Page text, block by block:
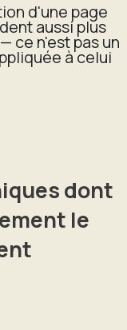
d'une page
aussi plus
ce n'est pas un
à celui
dont
le